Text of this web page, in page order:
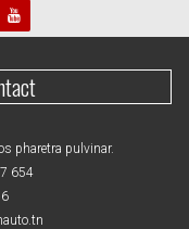
pharetra pulvinar.
654